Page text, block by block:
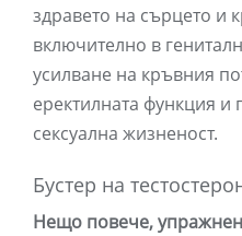
здравето на сърцето и
включително в
усилване на кръвния
еректилната функция и
сексуална жизненост.
Бустер на
Нещо повече,